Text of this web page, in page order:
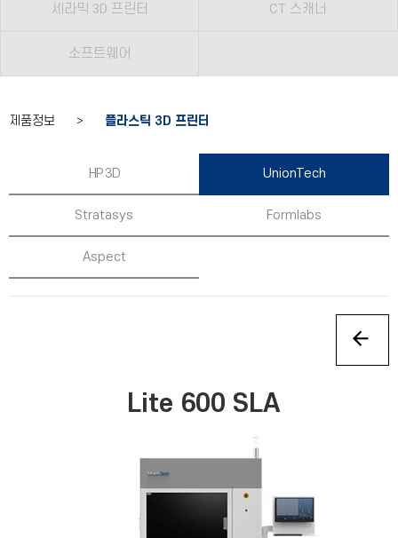
세라믹 3D 프린터 CT 스캐너
소프트웨어
제품정보 > 플라스틱 3D 프린터
HP 3D UnionTech
Stratasys Formlabs
Aspect
Lite 600 SLA